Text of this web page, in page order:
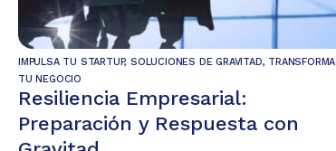
IMPULSA TU STARTUP,SOLUCIONES DE GRAVITAD, TRANSFORMA
TU NEGOCIO
Resiliencia Empresarial:
Preparación y Respuesta con